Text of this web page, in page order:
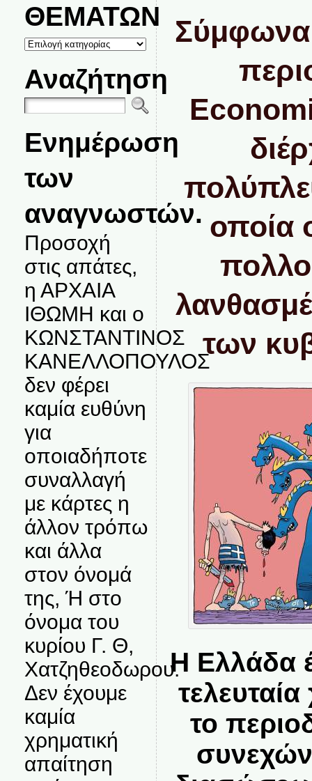
ΘΕΜΑΤΩΝ
ΚΑΤΗΓΟΡΙΕΣ
ΘΕΜΑΤΩΝ
Αναζήτηση
Ενημέρωση
των
αναγνωστών.
Προσοχή
στις απάτες,
η ΑΡΧΑΙΑ
ΙΘΩΜΗ και ο
ΚΩΝΣΤΑΝΤΙΝΟΣ
ΚΑΝΕΛΛΟΠΟΥΛΟΣ
δεν φέρει
καμία ευθύνη
για
οποιαδήποτε
συναλλαγή
με κάρτες η
άλλον τρόπω
και άλλα
στον όνομά
της, Ή στο
όνομα του
κυρίου Γ. Θ,
Χατζηθεοδωρου.
Δεν έχουμε
καμία
χρηματική
απαίτηση
Σύμφωνα
οποία
των
Η Ελλάδα
τελευταία
το